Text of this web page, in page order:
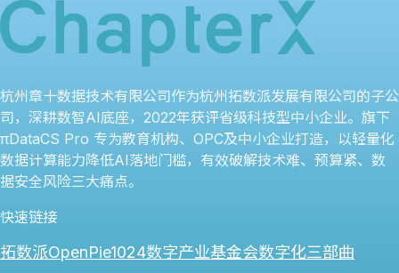
杭州章十数据技术有限公司作为杭州拓数派发展有限公司的子公
司，深耕数智AI底座，2022年获评省级科技型中小企业。旗下
πDataCS Pro 专为教育机构、OPC及中小企业打造，以轻量化
数据计算能力降低AI落地门槛，有效破解技术难、预算紧、数
据安全风险三大痛点。
快速链接
拓数派OpenPie1024数字产业基金会数字化三部曲